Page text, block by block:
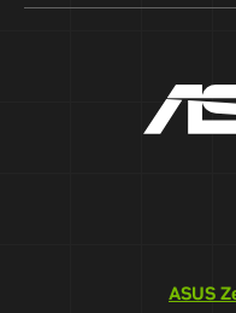
ASUS